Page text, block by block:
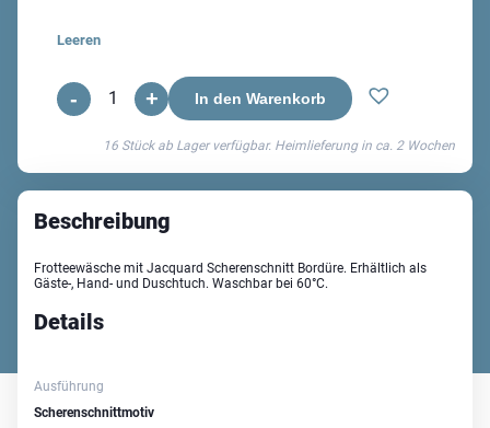
Leeren
-
Chalet
Frotteewäsche
Menge
+ In den Warenkorb
16 Stück ab Lager verfügbar. Heimlieferung in ca. 2 Wochen
Beschreibung
Frotteewäsche mit Jacquard Scherenschnitt Bordüre. Erhältlich als
Gäste-, Hand- und Duschtuch. Waschbar bei 60°C.
Details
Ausführung
Scherenschnittmotiv